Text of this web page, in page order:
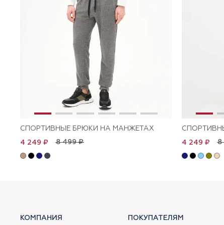
СПОРТИВНЫЕ БРЮКИ НА МАНЖЕТАХ
8 499 ₽
4 249 ₽
8
4 249 ₽
КОМПАНИЯ ПОКУПАТЕЛЯМ